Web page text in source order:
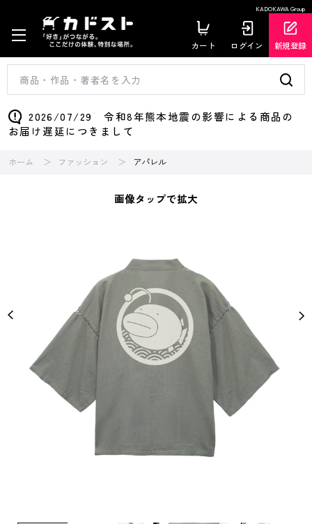
KADOKAWA Group
カート ログイン 新規登録
2026/07/29 令和8年熊本地震の影響による商品の
お届け遅延につきまして
ホーム ファッション アパレル
画像タップで拡大